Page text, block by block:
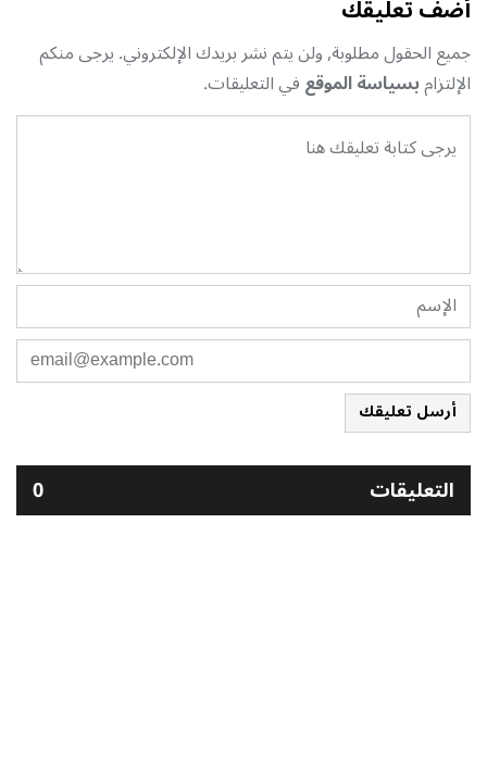
أضف تعليقك
جميع الحقول مطلوبة, ولن يتم نشر بريدك الإلكتروني. يرجى منكم
الإلتزامبسياسة الموقعفي التعليقات.
أرسل تعليقك
التعليقات 0